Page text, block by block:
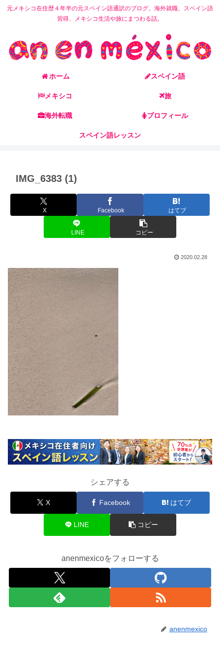
元メキシコ在住歴４年半の元スペイン語通訳のブログ。海外就職、スペイン語
習得、メキシコ生活や旅にまつわる話。
ホーム スペイン語
メキシコ 旅
海外転職 プロフィール
スペイン語レッスン
IMG_6383 (1)
X Facebook はてブ
LINE コピー
2020.02.28
シェアする
X Facebook はてブ
LINE コピー
anenmexicoをフォローする
anenmexico